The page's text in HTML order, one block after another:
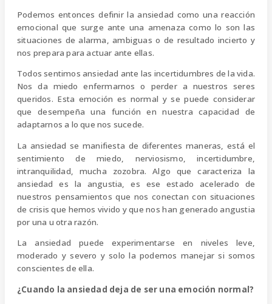
Podemos entonces definir la ansiedad como una reacción
emocional que surge ante una amenaza como lo son las
situaciones de alarma, ambiguas o de resultado incierto y
nos prepara para actuar ante ellas.
Todos sentimos ansiedad ante las incertidumbres de la vida.
Nos da miedo enfermarnos o perder a nuestros seres
queridos. Esta emoción es normal y se puede considerar
que desempeña una función en nuestra capacidad de
adaptarnos a lo que nos sucede.
La ansiedad se manifiesta de diferentes maneras, está el
sentimiento de miedo, nerviosismo, incertidumbre,
intranquilidad, mucha zozobra. Algo que caracteriza la
ansiedad es la angustia, es ese estado acelerado de
nuestros pensamientos que nos conectan con situaciones
de crisis que hemos vivido y que nos han generado angustia
por una u otra razón.
La ansiedad puede experimentarse en niveles leve,
moderado y severo y solo la podemos manejar si somos
conscientes de ella.
¿Cuando la ansiedad deja de ser una emoción normal?